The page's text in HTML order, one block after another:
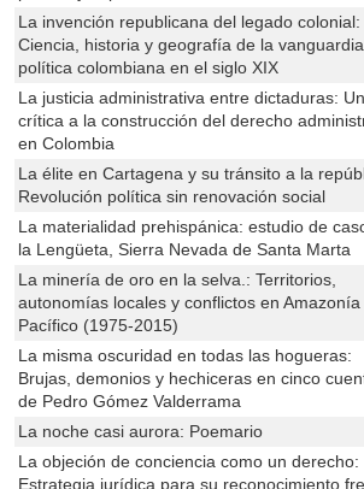
La invención republicana del legado colonial:
Ciencia, historia y geografía de la vanguardia
política colombiana en el siglo XIX
La justicia administrativa entre dictaduras:
crítica a la construcción del derecho
en Colombia
La élite en Cartagena y su tránsito a la
Revolución política sin renovación social
La materialidad prehispánica: estudio de
la Lengüeta, Sierra Nevada de Santa Marta
La minería de oro en la selva.: Territorios,
autonomías locales y conflictos en Amazonía
Pacífico (1975-2015)
La misma oscuridad en todas las hogueras:
Brujas, demonios y hechiceras en cinco
de Pedro Gómez Valderrama
La noche casi aurora: Poemario
La objeción de conciencia como un derecho:
Estrategia jurídica para su reconocimiento